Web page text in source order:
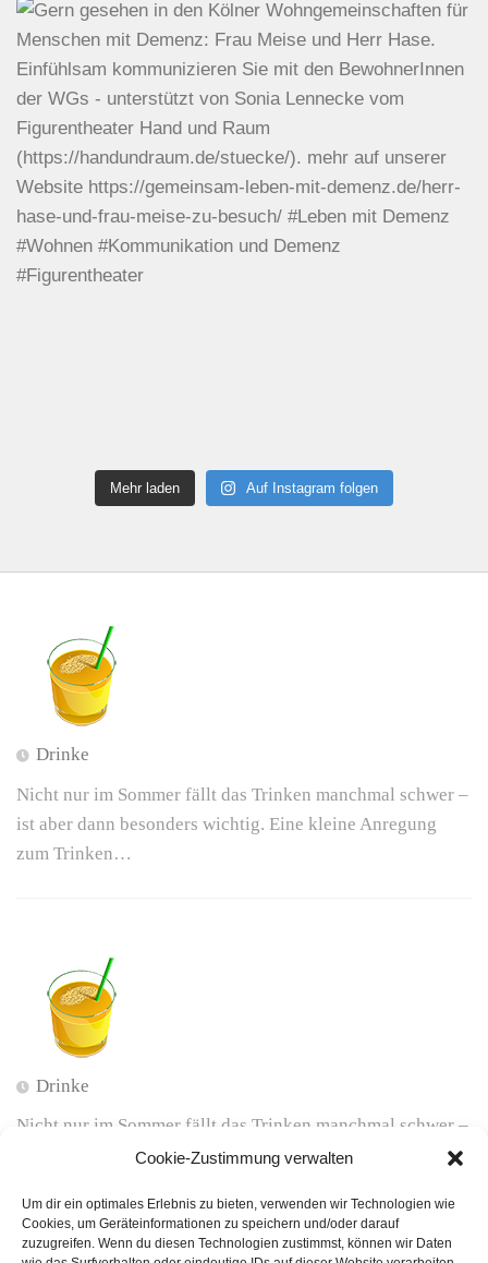
Cookie-Zustimmung verwalten
Um dir ein optimales Erlebnis zu bieten, verwenden wir Technologien wie
Cookies, um Geräteinformationen zu speichern und/oder darauf
zuzugreifen. Wenn du diesen Technologien zustimmst, können wir Daten
Mehr laden Auf Instagram folgen
Drinke
Nicht nur im Sommer fällt das Trinken manchmal schwer –
ist aber dann besonders wichtig. Eine kleine Anregung
zum Trinken…
Drinke
Nicht nur im Sommer fällt das Trinken manchmal schwer –
ist aber dann besonders wichtig. Eine kleine Anregung